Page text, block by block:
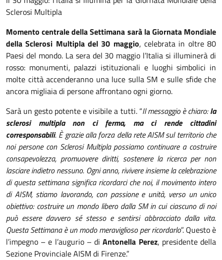
Sclerosi Multipla
Momento centrale della Settimana sarà la Giornata Mondiale
della Sclerosi Multipla del 30 maggio, celebrata in oltre 80
Paesi del mondo. La sera del 30 maggio l’Italia si illuminerà di
rosso: monumenti, palazzi istituzionali e luoghi simbolici in
molte città accenderanno una luce sulla SM e sulle sfide che
ancora migliaia di persone affrontano ogni giorno.
Sarà un gesto potente e visibile a tutti. “Il messaggio è chiaro:la
sclerosi multipla non ci ferma, ma ci rende cittadini
corresponsabili. È grazie alla forza della rete AISM sul territorio che
noi persone con Sclerosi Multipla possiamo continuare a costruire
consapevolezza, promuovere diritti, sostenere la ricerca per non
lasciare indietro nessuno. Ogni anno, rivivere insieme la celebrazione
di questa settimana significa ricordarci che noi, il movimento intero
di AISM, stiamo lavorando, con passione e unità, verso un unico
obiettivo: costruire un mondo libero dalla SM in cui ciascuno di noi
può essere davvero sé stesso e sentirsi abbracciato dalla vita.
Questa Settimana è un modo meraviglioso per ricordarlo”. Questo è
l’impegno – e l’augurio – diAntonella Perez, presidente della
Sezione Provinciale AISM di Firenze.”